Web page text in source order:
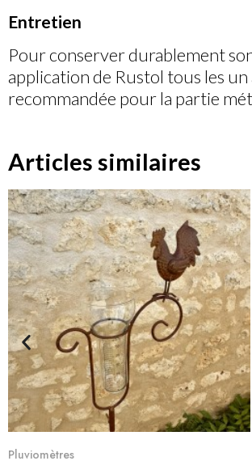
Entretien
Pour conserver durablement
application de Rustol tous les un
recommandée pour la partie
Articles similaires
Pluviomètres